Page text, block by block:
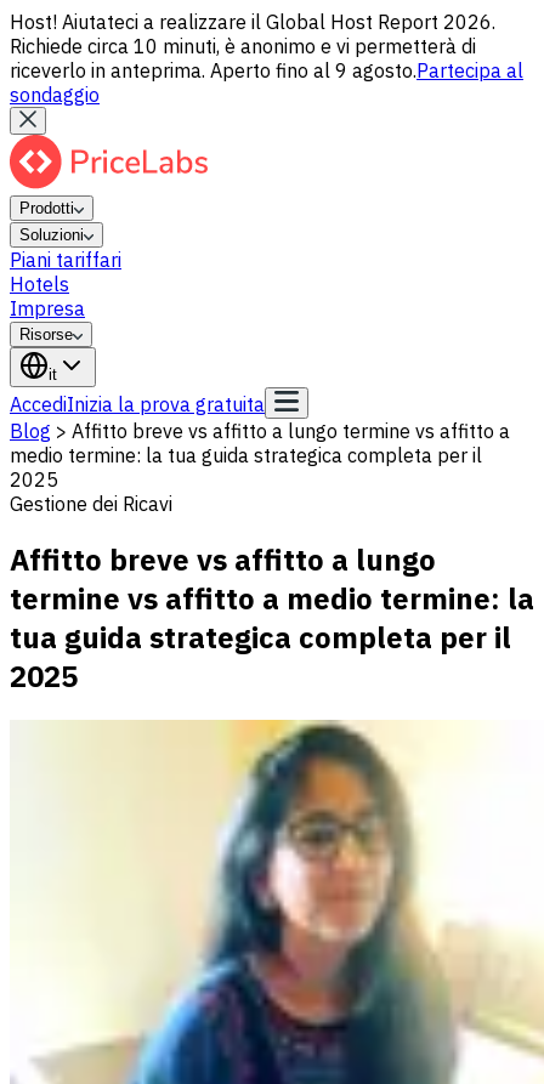
Host! Aiutateci a realizzare il Global Host Report 2026.
Richiede circa 10 minuti, è anonimo e vi permetterà di
riceverlo in anteprima. Aperto fino al 9 agosto.Partecipa al
sondaggio
Prodotti
Soluzioni
Piani tariffari
Hotels
Impresa
Risorse
it
AccediInizia la prova gratuita
Blog > Affitto breve vs affitto a lungo termine vs affitto a
medio termine: la tua guida strategica completa per il
2025
Gestione dei Ricavi
Affitto breve vs affitto a lungo
termine vs affitto a medio termine: la
tua guida strategica completa per il
2025